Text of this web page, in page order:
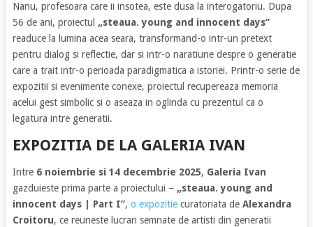
Nanu, profesoara care ii insotea, este dusa la interogatoriu. Dupa
56 de ani, proiectul „steaua. young and innocent days”
readuce la lumina acea seara, transformand-o intr-un pretext
pentru dialog si reflectie, dar si intr-o naratiune despre o generatie
care a trait intr-o perioada paradigmatica a istoriei. Printr-o serie de
expozitii si evenimente conexe, proiectul recupereaza memoria
acelui gest simbolic si o aseaza in oglinda cu prezentul ca o
legatura intre generatii.
EXPOZITIA DE LA GALERIA IVAN
Intre 6 noiembrie si 14 decembrie 2025, Galeria Ivan
gazduieste prima parte a proiectului – „steaua. young and
innocent days | Part I”, o expozitiecuratoriata de Alexandra
Croitoru, ce reuneste lucrari semnate de artisti din generatii